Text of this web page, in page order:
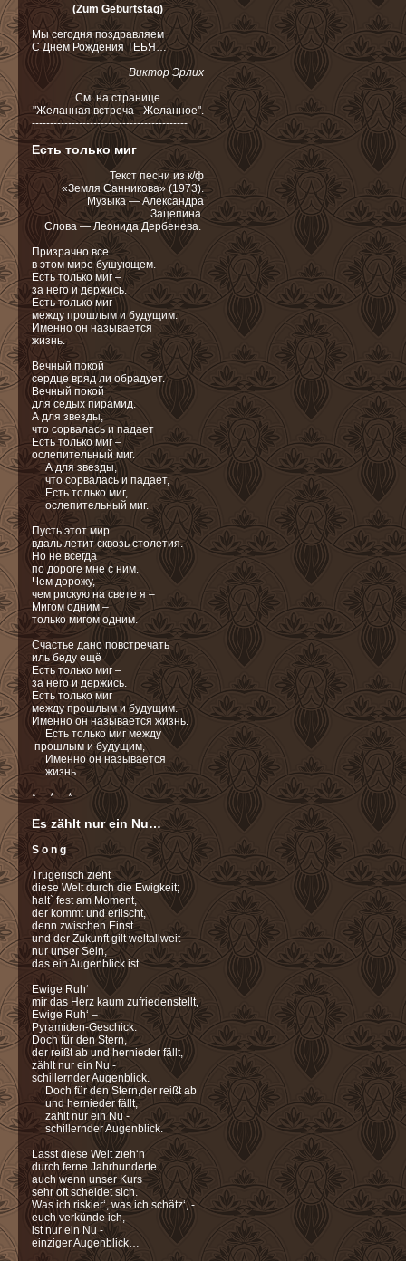
(Zum Geburtstag)
Мы сегодня поздравляем
С Днём Рождения ТЕБЯ…
Виктор Эрлих
См. на cтранице
"Желанная встреча - Желанное".
-------------------------------------------
Есть только миг
Текст песни из к/ф
«Земля Санникова» (1973).
Музыка — Александра
Зацепина.
Слова — Леонида Дербенева.
Призрачно все
в этом мире бушующем.
Есть только миг –
за него и держись.
Есть только миг
между прошлым и будущим.
Именно он называется
жизнь.
Вечный покой
сердце вряд ли обрадует.
Вечный покой
для седых пирамид.
А для звезды,
что сорвалась и падает
Есть только миг –
ослепительный миг.
А для звезды,
что сорвалась и падает,
Есть только миг,
ослепительный миг.
Пусть этот мир
вдаль летит сквозь столетия.
Но не всегда
по дороге мне с ним.
Чем дорожу,
чем рискую на свете я –
Мигом одним –
только мигом одним.
Счастье дано повстречать
иль беду ещё
Есть только миг –
за него и держись.
Есть только миг
между прошлым и будущим.
Именно он называется жизнь.
Есть только миг между
прошлым и будущим,
Именно он называется
жизнь.
* * *
Es zählt nur ein Nu…
S o n g
Trügerisch zieht
diese Welt durch die Ewigkeit;
halt` fest am Moment,
der kommt und erlischt,
denn zwischen Einst
und der Zukunft gilt weltallweit
nur unser Sein,
das ein Augenblick ist.
Ewige Ruh‘
mir das Herz kaum zufriedenstellt,
Ewige Ruh‘ –
Pyramiden-Geschick.
Doch für den Stern,
der reißt ab und hernieder fällt,
zählt nur ein Nu -
schillernder Augenblick.
Doch für den Stern,der reißt ab
und hernieder fällt,
zählt nur ein Nu -
schillernder Augenblick.
Lasst diese Welt zieh‘n
durch ferne Jahrhunderte
auch wenn unser Kurs
sehr oft scheidet sich.
Was ich riskier‘, was ich schätz‘, -
euch verkünde ich, -
ist nur ein Nu -
einziger Augenblick…